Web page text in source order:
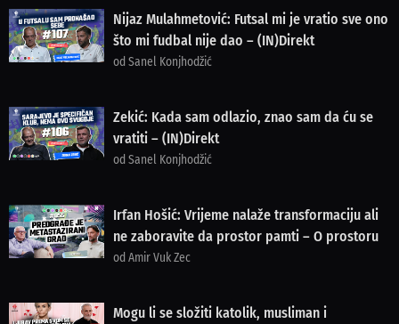
Nijaz Mulahmetović: Futsal mi je vratio sve ono
što mi fudbal nije dao – (IN)Direkt
od Sanel Konjhodžić
Zekić: Kada sam odlazio, znao sam da ću se
vratiti – (IN)Direkt
od Sanel Konjhodžić
Irfan Hošić: Vrijeme nalaže transformaciju ali
ne zaboravite da prostor pamti – O prostoru
od Amir Vuk Zec
Mogu li se složiti katolik, musliman i